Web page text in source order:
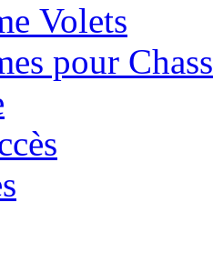
Volets
pour